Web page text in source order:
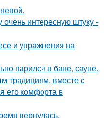
интересную штуку -
и упражнения на
парился в бане, сауне.
традициям, вместе с
его комфорта в
вернулась.